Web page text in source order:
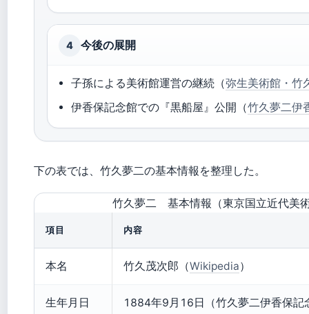
4 今後の展開
子孫による美術館運営の継続（弥生美術館・竹
伊香保記念館での『黒船屋』公開（竹久夢二伊
下の表では、竹久夢二の基本情報を整理した。
竹久夢二 基本情報（東京国立近代美
項目 内容
本名 竹久茂次郎（Wikipedia）
生年月日 1884年9月16日（竹久夢二伊香保記